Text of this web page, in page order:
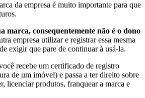
da empresa é muito importante para que
marca, consequentemente não é o dono
empresa utilizar e registrar essa mesma
exigir que pare de continuar à usá-la.
recebe um certificado de registro
de um imóvel) e passa a ter direito sobre
licenciar produtos, franquear a marca e